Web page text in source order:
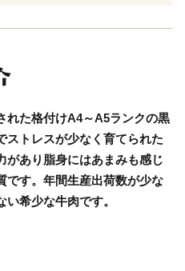
れた格付けA4～A5ランクの黒
ストレスが少なく育てられた
があり脂身にはあまみも感じ
です。年間生産出荷数が少な
希少な牛肉です。